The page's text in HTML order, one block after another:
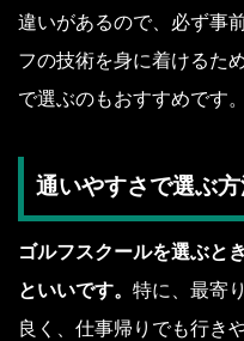
違いがあるので、必ず事
フの技術を身に着けるた
で選ぶのもおすすめです。
通いやすさで選ぶ
ゴルフスクールを選ぶと
といいです。 特に、最寄
良く、仕事帰りでも行き